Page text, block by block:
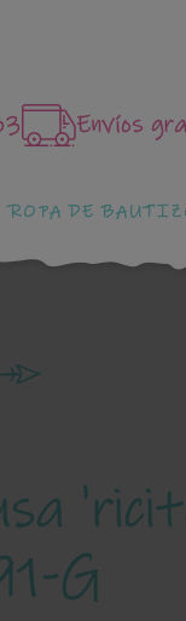
Envíos
ROPA DE
G